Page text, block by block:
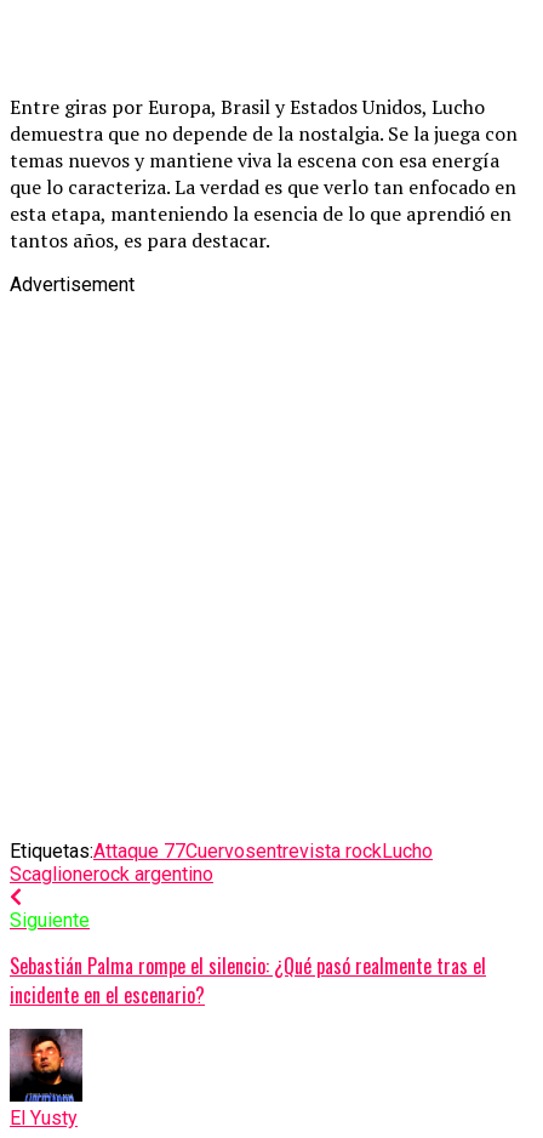
Entre giras por Europa, Brasil y Estados Unidos, Lucho
demuestra que no depende de la nostalgia. Se la juega con
temas nuevos y mantiene viva la escena con esa energía
que lo caracteriza. La verdad es que verlo tan enfocado en
esta etapa, manteniendo la esencia de lo que aprendió en
tantos años, es para destacar.
Advertisement
Etiquetas:Attaque 77Cuervosentrevista rockLucho
Scaglionerock argentino
Siguiente
Sebastián Palma rompe el silencio: ¿Qué pasó realmente tras el
incidente en el escenario?
El Yusty